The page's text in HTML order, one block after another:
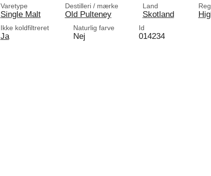
Varetype
Single Malt
Destilleri / mærke
Old Pulteney
Land
Skotland
Ikke koldfiltreret
Ja
Naturlig farve
Nej
Id
014234